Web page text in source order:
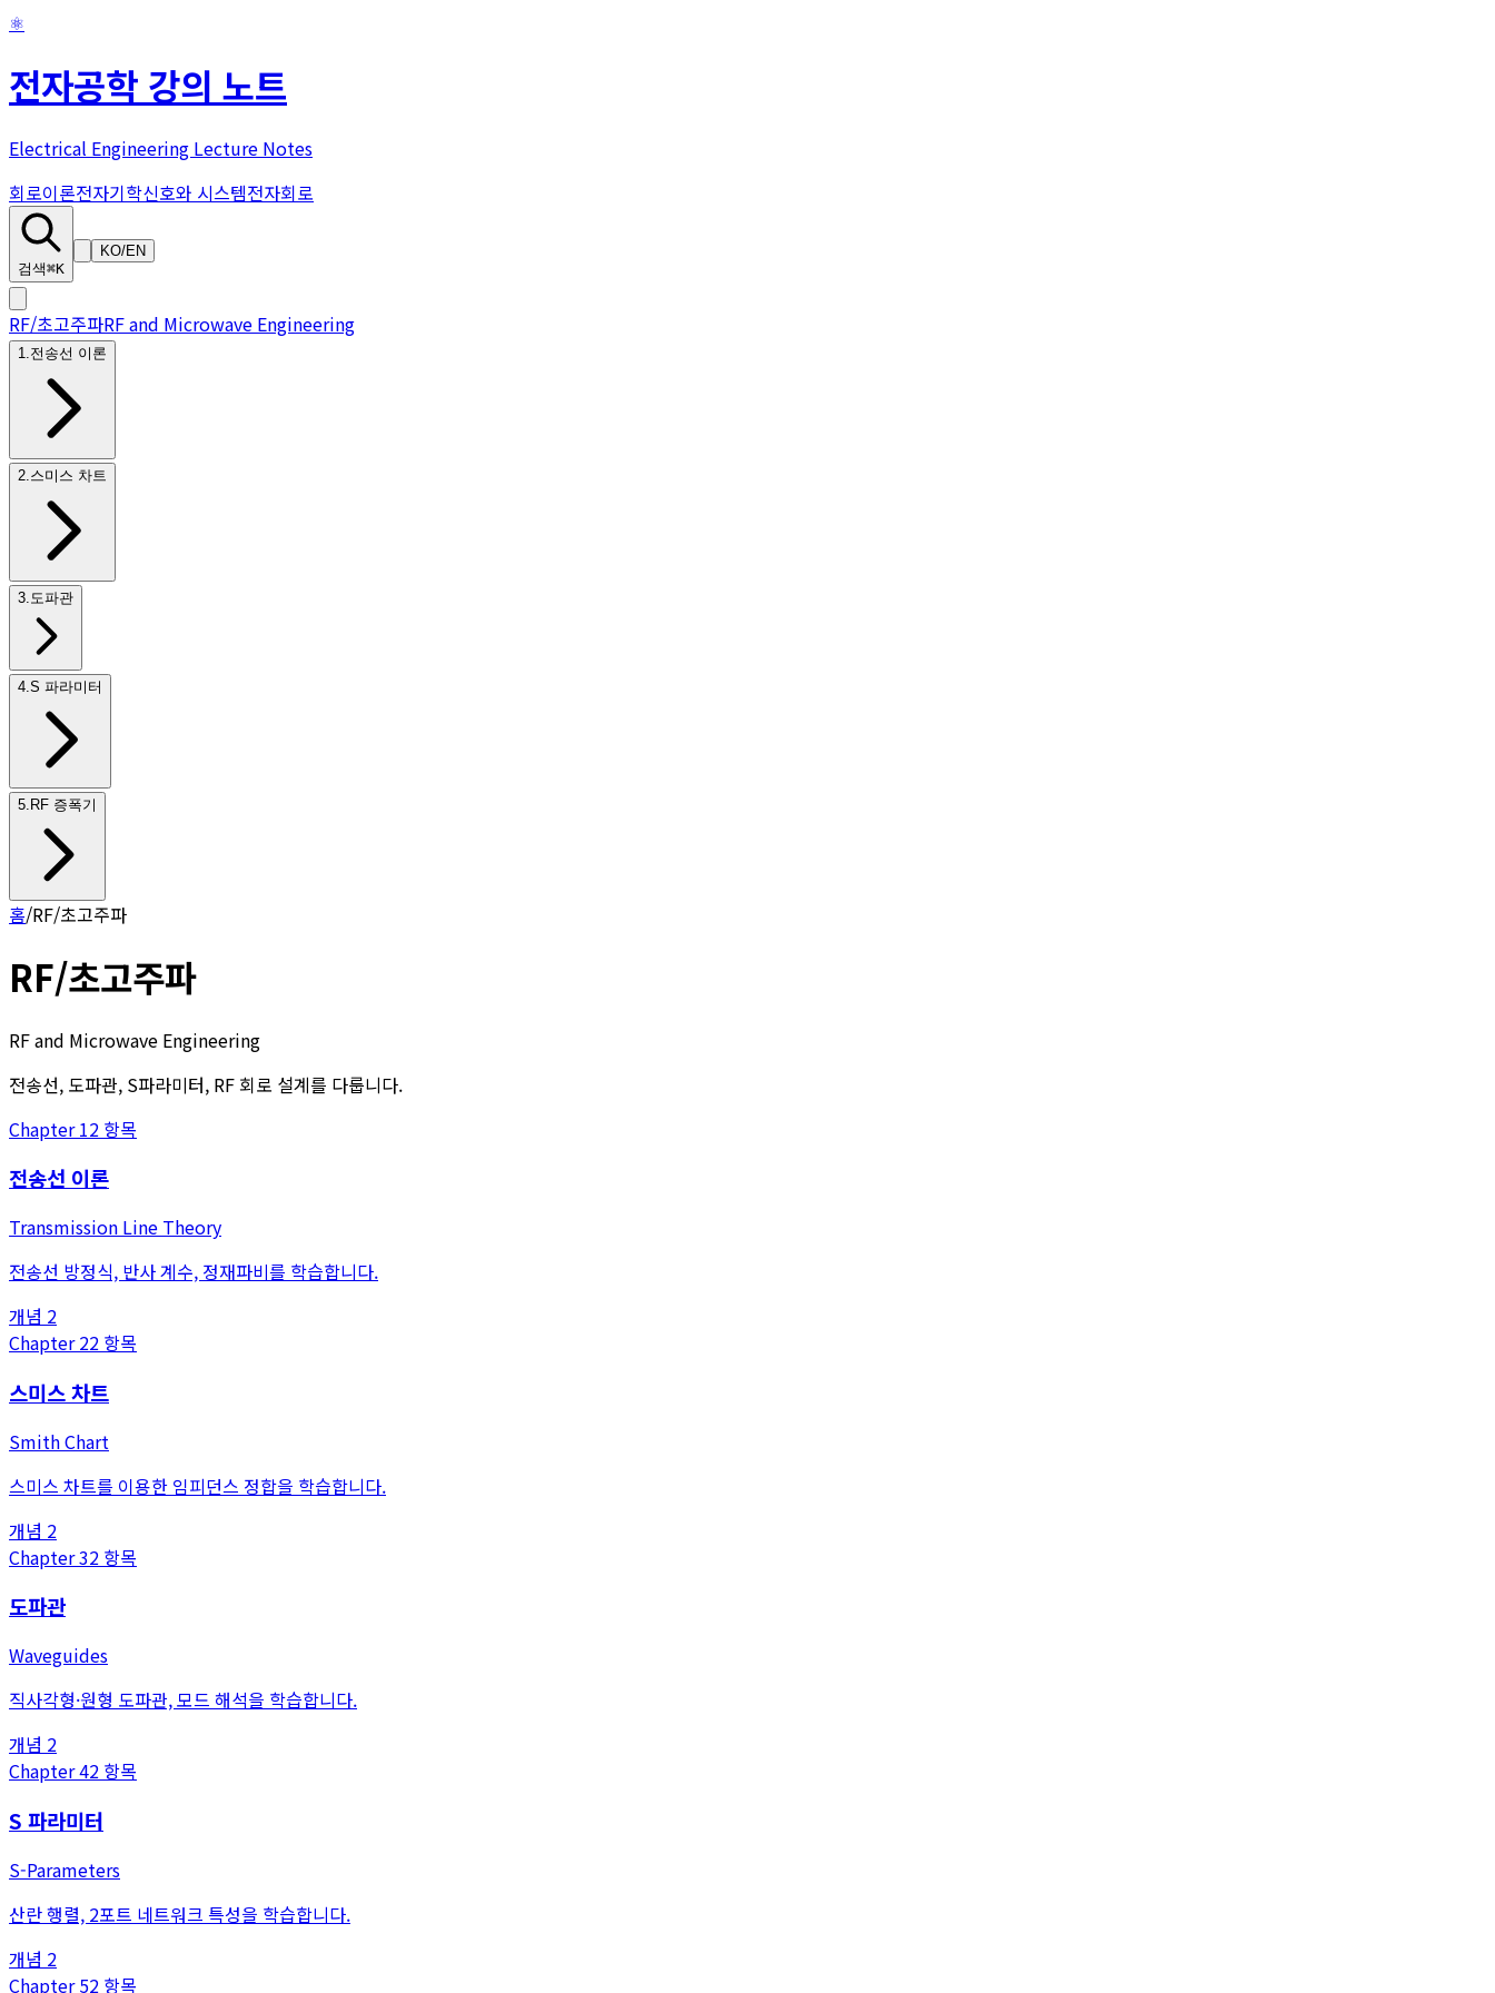
⚛
전자공학 강의 노트
Electrical Engineering Lecture Notes
회로이론전자기학신호와 시스템전자회로
검색⌘K
KO/EN
RF/초고주파RF and Microwave Engineering
1 전송선 이론
2 스미스 차트
3 도파관
4 S 파라미터
5 RF 증폭기
홈/RF/초고주파
RF/초고주파
RF and Microwave Engineering
전송선, 도파관, S파라미터, RF 회로 설계를 다룹니다.
Chapter12 항목
전송선 이론
Transmission Line Theory
전송선 방정식, 반사 계수, 정재파비를 학습합니다.
개념 2
Chapter22 항목
스미스 차트
Smith Chart
스미스 차트를 이용한 임피던스 정합을 학습합니다.
개념 2
Chapter32 항목
도파관
Waveguides
직사각형·원형 도파관, 모드 해석을 학습합니다.
개념 2
Chapter42 항목
S 파라미터
S-Parameters
산란 행렬, 2포트 네트워크 특성을 학습합니다.
개념 2
Chapter52 항목